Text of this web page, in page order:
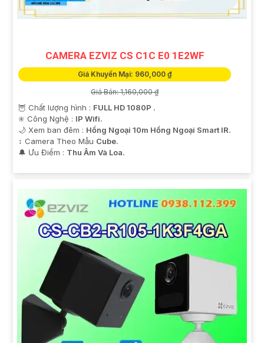
CAMERA EZVIZ CS C1C E0 1E2WF
Giá Khuyến Mại: 960,000 ₫
Giá Bán: 1,160,000 ₫
🦉 Chất lượng hình : FULL HD 1080P .
✳️ Công Nghệ : IP Wifi.
🌙 Xem ban đêm : Hồng Ngoại 10m Hồng Ngoại Smart IR.
↕️ Camera Theo Mẫu Cube.
️🔔 Ưu Điểm : Thu Âm Và Loa.